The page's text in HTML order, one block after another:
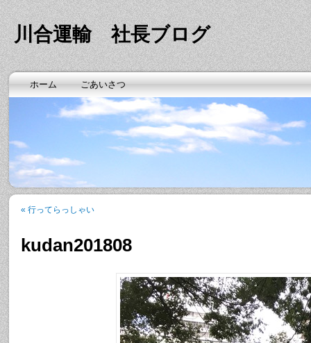
川合運輸 社長ブログ
ホーム ごあいさつ
« 行ってらっしゃい
kudan201808